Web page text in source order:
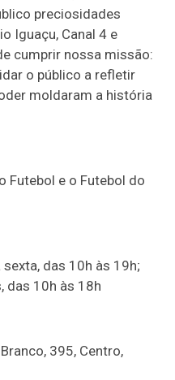
preciosidades
Iguaçu, Canal 4 e
cumprir nossa missão:
o público a refletir
moldaram a história
Futebol e o Futebol do
das 10h às 19h;
das 10h às 18h
395, Centro,